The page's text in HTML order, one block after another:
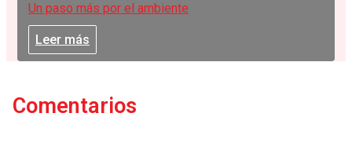
Un paso más por el ambiente
Leer más
Comentarios